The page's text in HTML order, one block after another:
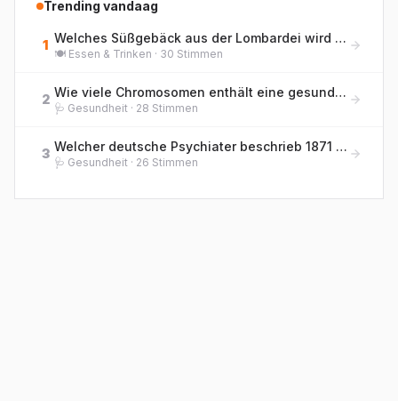
Trending vandaag
1 Welches Süßgebäck aus der Lombardei wird traditionell zu Weihnachten gegessen und enthält kandierte Früchte sowie Rosinen?
🍽️ Essen & Trinken · 30 Stimmen
2 Wie viele Chromosomen enthält eine gesunde menschliche Körperzelle?
🩺 Gesundheit · 28 Stimmen
3 Welcher deutsche Psychiater beschrieb 1871 erstmals die 'Hebephrenie' als eigenständige Form der jugendlichen Geisteskrankheit?
🩺 Gesundheit · 26 Stimmen